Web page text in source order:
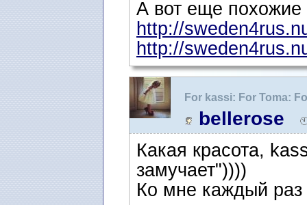
А вот еще похожие
http://
http://
For kassi: For Toma:
Цветоводам-
bellerose
Какая красота,
замучает"))))
Ко мне каждый раз